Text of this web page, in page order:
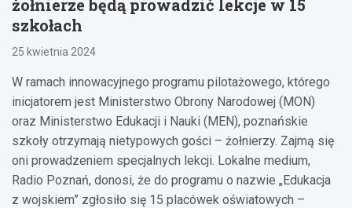
żołnierze będą prowadzić lekcje w 15
szkołach
25 kwietnia 2024
W ramach innowacyjnego programu pilotażowego, którego
inicjatorem jest Ministerstwo Obrony Narodowej (MON)
oraz Ministerstwo Edukacji i Nauki (MEN), poznańskie
szkoły otrzymają nietypowych gości – żołnierzy. Zajmą się
oni prowadzeniem specjalnych lekcji. Lokalne medium,
Radio Poznań, donosi, że do programu o nazwie „Edukacja
z wojskiem” zgłosiło się 15 placówek oświatowych –